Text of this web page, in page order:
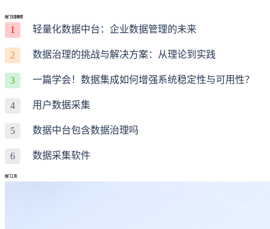
热门文章推荐
1 轻量化数据中台：企业数据管理的未来
2 数据治理的挑战与解决方案：从理论到实践
3 一篇学会！数据集成如何增强系统稳定性与可用性？
4 用户数据采集
5 数据中台包含数据治理吗
6 数据采集软件
热门工具